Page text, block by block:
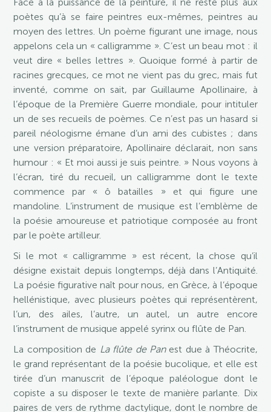
poètes qu’à se faire peintres eux-mêmes, peintres au
moyen des lettres. Un poème figurant une image, nous
appelons cela un « calligramme ». C’est un beau mot : il
veut dire « belles lettres ». Quoique formé à partir de
racines grecques, ce mot ne vient pas du grec, mais fut
inventé, comme on sait, par Guillaume Apollinaire, à
l’époque de la Première Guerre mondiale, pour intituler
un de ses recueils de poèmes. Ce n’est pas un hasard si
pareil néologisme émane d’un ami des cubistes ; dans
une version préparatoire, Apollinaire déclarait, non sans
humour : « Et moi aussi je suis peintre. » Nous voyons à
l’écran, tiré du recueil, un calligramme dont le texte
commence par « ô batailles » et qui figure une
mandoline. L’instrument de musique est l’emblème de
la poésie amoureuse et patriotique composée au front
par le poète artilleur.
Si le mot « calligramme » est récent, la chose qu’il
désigne existait depuis longtemps, déjà dans l’Antiquité.
La poésie figurative naît pour nous, en Grèce, à l’époque
hellénistique, avec plusieurs poètes qui représentèrent,
l’un, des ailes, l’autre, un autel, un autre encore
l’instrument de musique appelé syrinx ou flûte de Pan.
La composition de La flûte de Panest due à Théocrite,
le grand représentant de la poésie bucolique, et elle est
tirée d’un manuscrit de l’époque paléologue dont le
copiste a su disposer le texte de manière parlante. Dix
paires de vers de rythme dactylique, dont le nombre de